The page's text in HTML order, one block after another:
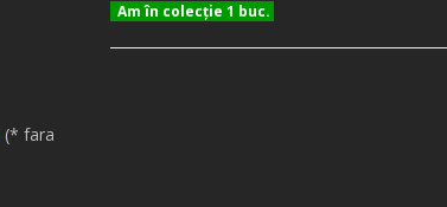
(* fara
Am în colecţie 1 buc.